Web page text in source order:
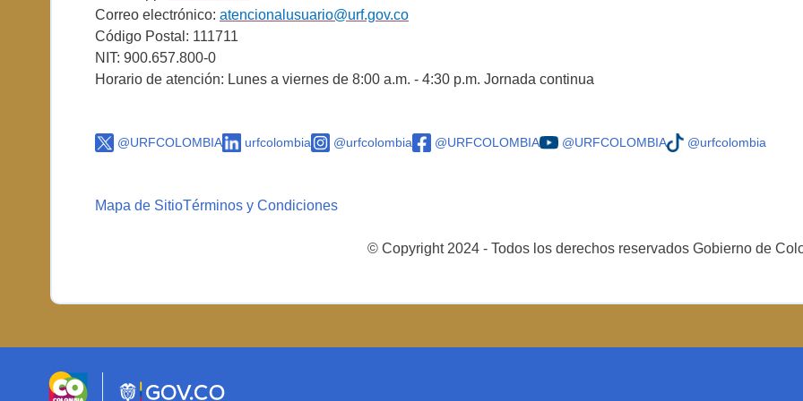
Correo electrónico: atencionalusuario@urf.gov.co
Código Postal: 111711
NIT: 900.657.800-0
Horario de atención: Lunes a viernes de 8:00 a.m. - 4:30 p.m. Jornada continua
@URFCOLOMBIA urfcolombia @urfcolombia @URFCOLOMBIA @URFCOLOMBIA @urfcolombia
Mapa de SitioTérminos y Condiciones
© Copyright 2024 - Todos los derechos reservados Gobierno de